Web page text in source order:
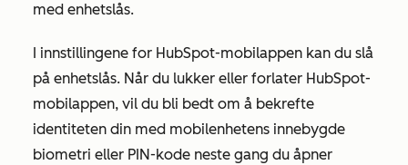
med enhetslås.
I innstillingene for HubSpot-mobilappen kan du slå
på enhetslås. Når du lukker eller forlater HubSpot-
mobilappen, vil du bli bedt om å bekrefte
identiteten din med mobilenhetens innebygde
biometri eller PIN-kode neste gang du åpner